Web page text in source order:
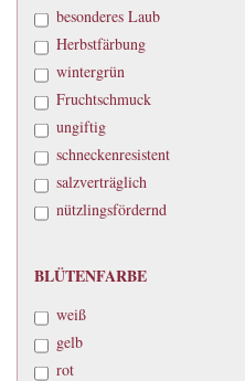
besonderes Laub
Herbstfärbung
wintergrün
Fruchtschmuck
ungiftig
schneckenresistent
salzverträglich
nützlingsfördernd
BLÜTENFARBE
BLÜTENFARBE
weiß
gelb
rot